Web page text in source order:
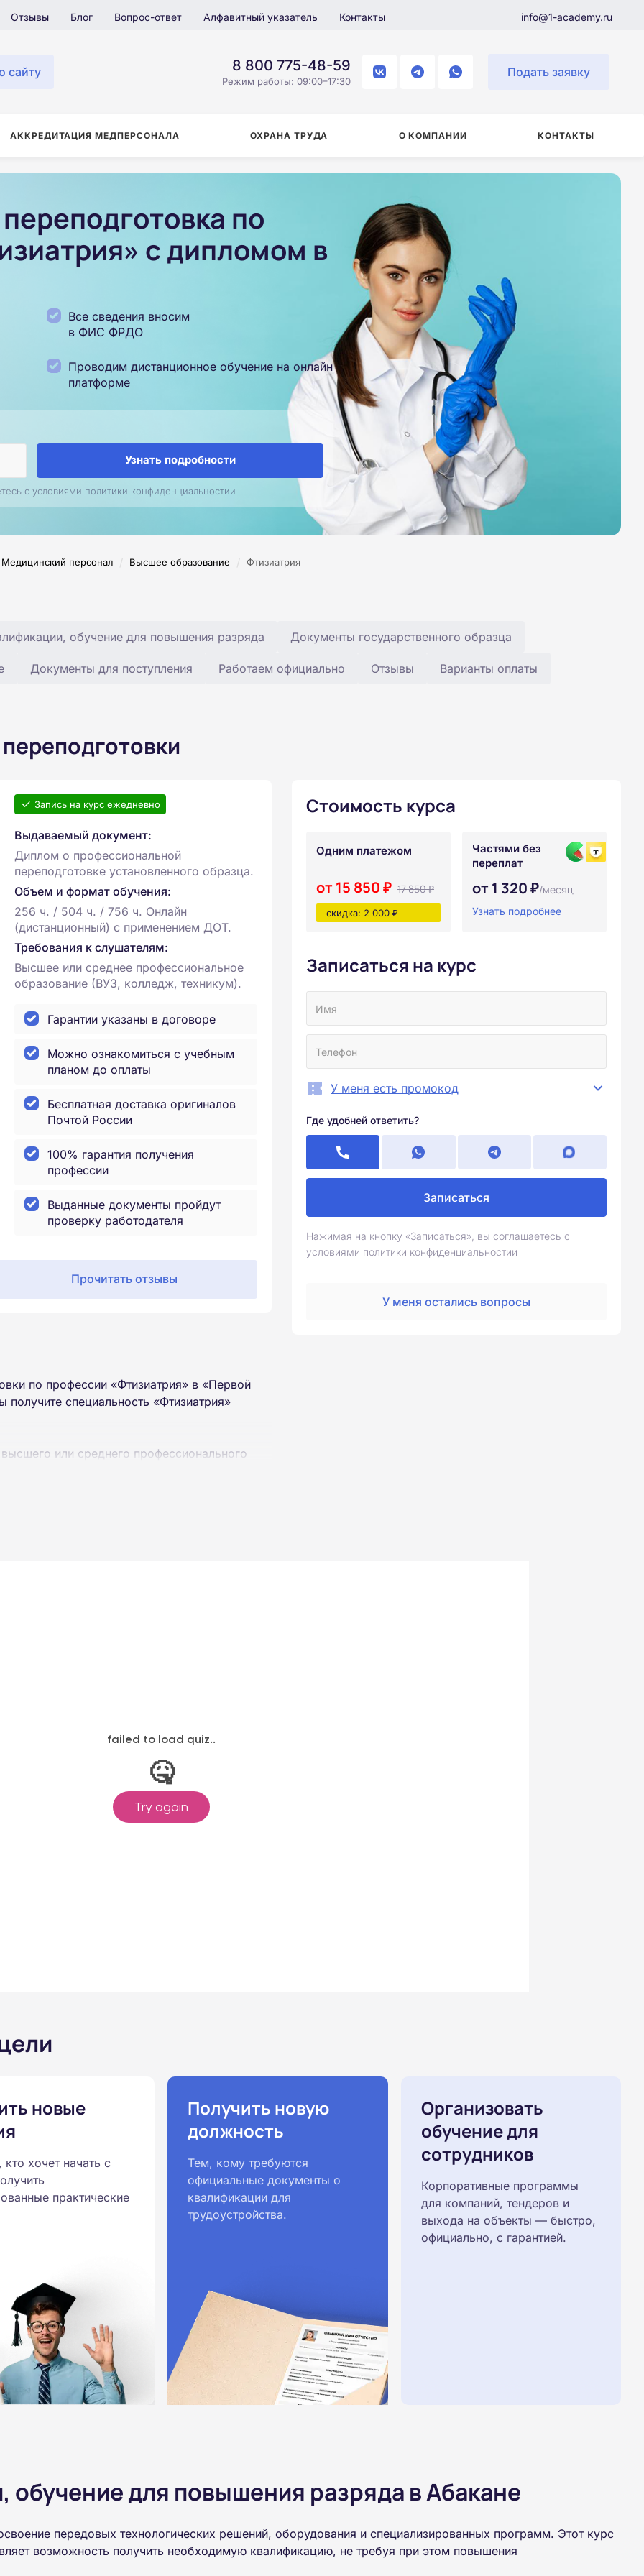
Отзывы Блог Вопрос-ответ Алфавитный указатель Контакты info@1-academy.ru
сайту 8 800 775-48-59
Режим работы: 09:00–17:30
Подать заявку
АККРЕДИТАЦИЯ МЕДПЕРСОНАЛА ОХРАНА ТРУДА О КОМПАНИИ КОНТАКТЫ
по
с дипломом в
Все сведения вносим
в ФИС ФРДО
Проводим дистанционное обучение на онлайн
платформе
Узнать подробности
с условиями политики конфиденциальностии
Медицинский персонал / Высшее образование / Фтизиатрия
обучение для повышения разряда Документы государственного образца
Документы для поступления Работаем официально Отзывы Варианты оплаты
Запись на курс ежедневно
Выдаваемый документ:
Диплом о профессиональной
переподготовке установленного образца.
Объем и формат обучения:
256 ч. / 504 ч. / 756 ч. Онлайн
(дистанционный) с применением ДОТ.
Требования к слушателям:
Высшее или среднее профессиональное
образование (ВУЗ, колледж, техникум).
Гарантии указаны в договоре
Можно ознакомиться с учебным
планом до оплаты
Бесплатная доставка оригиналов
Почтой России
100% гарантия получения
профессии
Выданные документы пройдут
проверку работодателя
Прочитать отзывы
по профессии «Фтизиатрия» в «Первой
специальность «Фтизиатрия»
или среднего профессионального
образования.
Стоимость курса
Одним платежом
от 15 850 ₽ 17 850 ₽
скидка: 2 000 ₽
Частями без
переплат
от 1 320 ₽/месяц
Узнать подробнее
Записаться на курс
У меня есть промокод
Где удобней ответить?
Записаться
Нажимая на кнопку «Записаться», вы соглашаетесь с
условиями политики конфиденциальностии
У меня остались вопросы
новые
хочет начать с
практические
Получить новую
должность
Тем, кому требуются
официальные документы о
квалификации для
трудоустройства.
Организовать
обучение для
сотрудников
Корпоративные программы
для компаний, тендеров и
выхода на объекты — быстро,
официально, с гарантией.
для повышения разряда в Абакане
передовых технологических решений, оборудования и специализированных программ. Этот курс
возможность получить необходимую квалификацию, не требуя при этом повышения